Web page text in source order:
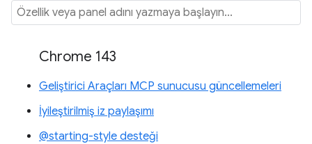
Chrome 143
Geliştirici Araçları MCP sunucusu güncellemeleri
İyileştirilmiş iz paylaşımı
@starting-style desteği